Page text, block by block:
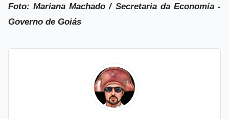
Foto: Mariana Machado / Secretaria da Economia -
Governo de Goiás